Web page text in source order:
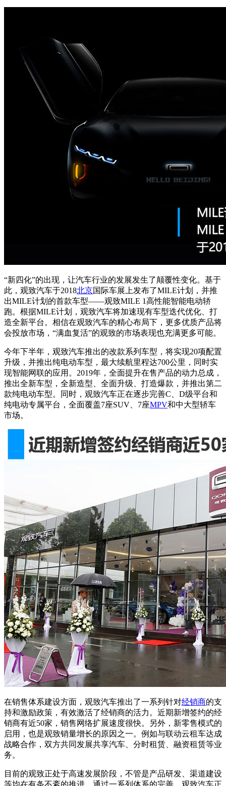
“新四化”的出现，让汽车行业的发展发生了颠覆性变化。基于
此，观致汽车于2018北京国际车展上发布了MILE计划，并推
出MILE计划的首款车型——观致MILE 1高性能智能电动轿
跑。根据MILE计划，观致汽车将加速现有车型迭代优化、打
造全新平台。相信在观致汽车的精心布局下，更多优质产品将
会投放市场，“满血复活”的观致的市场表现也充满更多可能。
今年下半年，观致汽车推出的改款系列车型，将实现20项配置
升级，并推出纯电动车型，最大续航里程达700公里，同时实
现智能网联的应用。2019年，全面提升在售产品的动力总成，
推出全新车型，全新造型、全面升级、打造爆款，并推出第二
款纯电动车型。同时，观致汽车正在逐步完善C、D级平台和
纯电动专属平台，全面覆盖7座SUV、7座MPV和中大型轿车
市场。
在销售体系建设方面，观致汽车推出了一系列针对经销商的支
持和激励政策，有效激活了经销商的活力。近期新增签约的经
销商有近50家，销售网络扩展速度很快。另外，新零售模式的
启用，也是观致销量增长的原因之一。例如与联动云租车达成
战略合作，双方共同发展共享汽车、分时租赁、融资租赁等业
务。
目前的观致正处于高速发展阶段，不管是产品研发、渠道建设
等均在有条不紊的推进。通过一系列体系的完善，观致汽车正